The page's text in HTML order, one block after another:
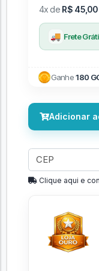
4x de R$ 45,00
🚚 Frete
Ganhe180
Adicionar
Clique aqui e